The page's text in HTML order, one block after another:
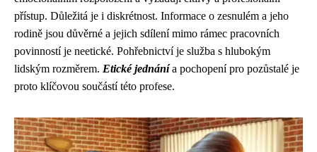
přístup. Důležitá je i diskrétnost. Informace o zesnulém a jeho
rodině jsou důvěrné a jejich sdílení mimo rámec pracovních
povinností je neetické. Pohřebnictví je služba s hlubokým
lidským rozměrem. Etické jednánía pochopení pro pozůstalé je
proto klíčovou součástí této profese.